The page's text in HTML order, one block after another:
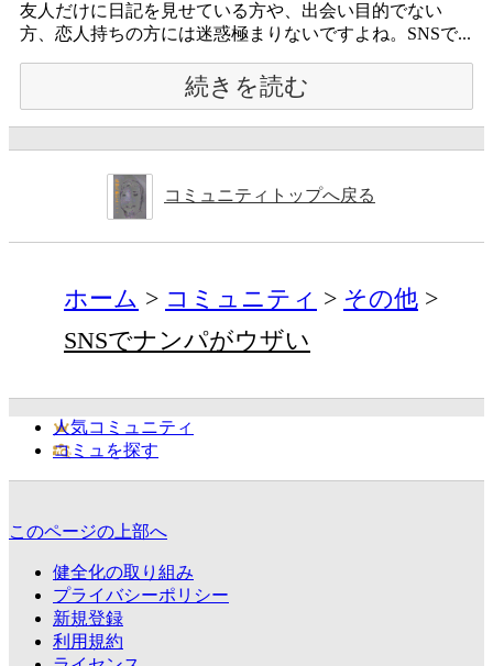
友人だけに日記を見せている方や、出会い目的でない
方、恋人持ちの方には迷惑極まりないですよね。SNSで...
続きを読む
コミュニティトップへ戻る
ホーム コミュニティ
その他
SNSでナンパがウザい
人気コミュニティ
コミュを探す
このページの上部へ
健全化の取り組み
プライバシーポリシー
新規登録
利用規約